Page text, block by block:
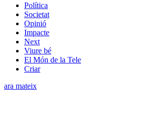
Política
Societat
Opinió
Impacte
Next
Viure bé
El Món de la Tele
Criar
ara mateix